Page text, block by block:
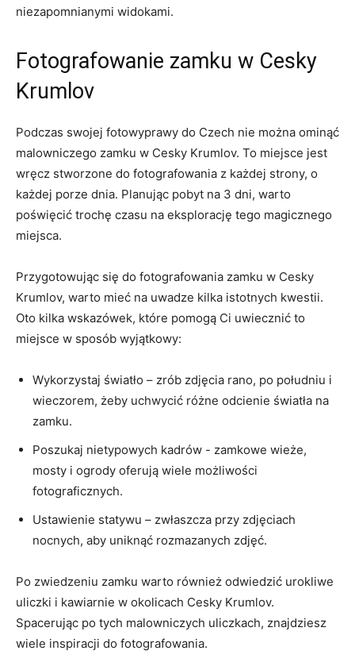
niezapomnianymi widokami.
Fotografowanie zamku w Cesky
Krumlov
Podczas swojej fotowyprawy do ⁢Czech nie można ominąć
malowniczego zamku w Cesky ⁢Krumlov.⁢ To miejsce jest​
wręcz stworzone do fotografowania z każdej strony, ⁢o⁤
każdej porze dnia. ⁤Planując‍ pobyt na ‌3 dni, warto
⁤poświęcić trochę czasu⁢ na eksplorację tego magicznego
miejsca.
Przygotowując się do fotografowania ‌zamku‍ w Cesky‍
Krumlov, warto mieć na uwadze kilka istotnych⁢ kwestii.
⁣Oto kilka wskazówek, które pomogą Ci⁢ uwiecznić to
miejsce w sposób wyjątkowy:
Wykorzystaj światło – zrób zdjęcia rano, ‍po‍ południu ⁣i
wieczorem, ​żeby ‌uchwycić ‍różne odcienie‌ światła na‌
zamku.
Poszukaj​ nietypowych kadrów ⁤-⁣ zamkowe wieże,
mosty i ogrody oferują wiele​ możliwości
fotograficznych.
Ustawienie statywu – zwłaszcza ​przy zdjęciach
nocnych, aby uniknąć ⁣rozmazanych zdjęć.
Po zwiedzeniu zamku warto również odwiedzić​ urokliwe
uliczki i⁤ kawiarnie‌ w⁤ okolicach ⁤Cesky Krumlov.
Spacerując po⁣ tych malowniczych ⁤uliczkach, ⁤znajdziesz
wiele inspiracji do fotografowania.